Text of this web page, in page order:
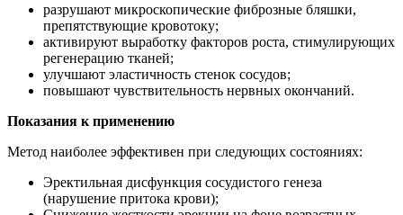
разрушают микроскопические фиброзные бляшки,
препятствующие кровотоку;
активируют выработку факторов роста, стимулирующих
регенерацию тканей;
улучшают эластичность стенок сосудов;
повышают чувствительность нервных окончаний.
Показания к применению
Метод наиболее эффективен при следующих состояниях:
Эректильная дисфункция сосудистого генеза
(нарушение притока крови);